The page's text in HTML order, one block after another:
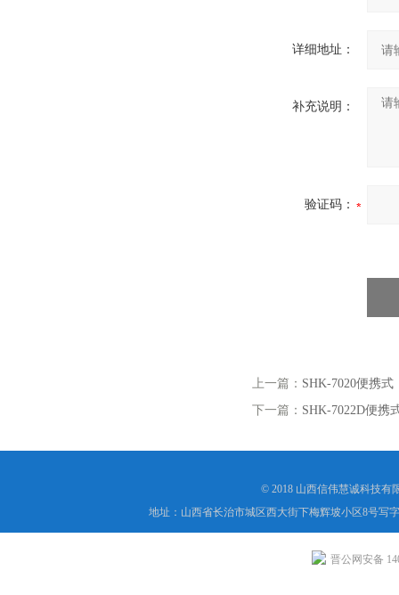
详细地址：
补充说明：
验证码：
上一篇： SHK-7020便携
下一篇： SHK-7022D便携
© 2018 山西信伟慧诚科技有
地址：山西省长治市城区西大街下梅辉坡小区8号写
晋公网安备